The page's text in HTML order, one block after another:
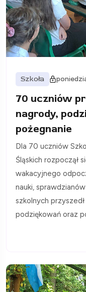
Szkoła
70 uczniów
nagrody,
pożegnanie
Dla 70 uczniów
Śląskich rozpoczął
wakacyjnego
nauki,
szkolnych
podziękowań oraz